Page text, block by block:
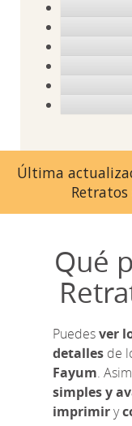
Última
Qué
Puedesver
detalles de
Fayum.
simples y
imprimiry